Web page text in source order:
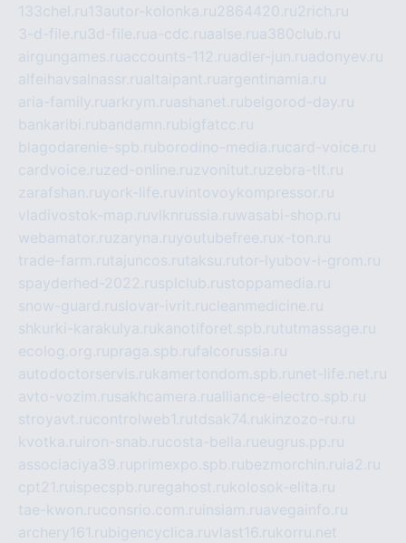
133chel.ru13autor-kolonka.ru2864420.ru2rich.ru
3-d-file.ru3d-file.rua-cdc.ruaalse.rua380club.ru
airgungames.ruaccounts-112.ruadler-jun.ruadonyev.ru
alfeihavsalnassr.rualtaipant.ruargentinamia.ru
aria-family.ruarkrym.ruashanet.rubelgorod-day.ru
bankaribi.rubandamn.rubigfatcc.ru
blagodarenie-spb.ruborodino-media.rucard-voice.ru
cardvoice.ruzed-online.ruzvonitut.ruzebra-tlt.ru
zarafshan.ruyork-life.ruvintovoykompressor.ru
vladivostok-map.ruvlknrussia.ruwasabi-shop.ru
webamator.ruzaryna.ruyoutubefree.rux-ton.ru
trade-farm.rutajuncos.rutaksu.rutor-lyubov-i-grom.ru
spayderhed-2022.rusplclub.rustoppamedia.ru
snow-guard.ruslovar-ivrit.rucleanmedicine.ru
shkurki-karakulya.rukanotiforet.spb.rututmassage.ru
ecolog.org.rupraga.spb.rufalcorussia.ru
autodoctorservis.rukamertondom.spb.ru net-life.net.ru
avto-vozim.rusakhcamera.rualliance-electro.spb.ru
stroyavt.rucontrolweb1.rutdsak74.rukinzozo-ru.ru
kvotka.ru iron-snab.rucosta-bella.rueugrus.pp.ru
associaciya39.ruprimexpo.spb.rubezmorchin.ru ia2.ru
cpt21.ru ispecspb.ru regahost.rukolosok-elita.ru
tae-kwon.ruconsrio.com.ru insiam.ruavegainfo.ru
archery161.rubigencyclica.ruvlast16.rukorru.net